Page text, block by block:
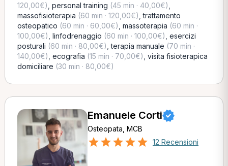
120,00€) personal training (45 min · 40,00€)
massofisioterapia (60 min · 120,00€) ,trattamento
osteopatico (60 min · 60,00€) massoterapia (60 min ·
100,00€) linfodrenaggio (60 min · 100,00€) esercizi
posturali (60 min · 80,00€) ,terapia manuale (70 min ·
140,00€) ecografia (15 min · 70,00€) visita fisioterapica
domiciliare (30 min · 80,00€)
Emanuele Corti
Osteopata, MCB
12 Recensioni